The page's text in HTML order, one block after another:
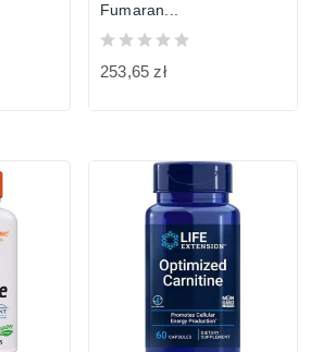
Fumaran...
253,65 zł